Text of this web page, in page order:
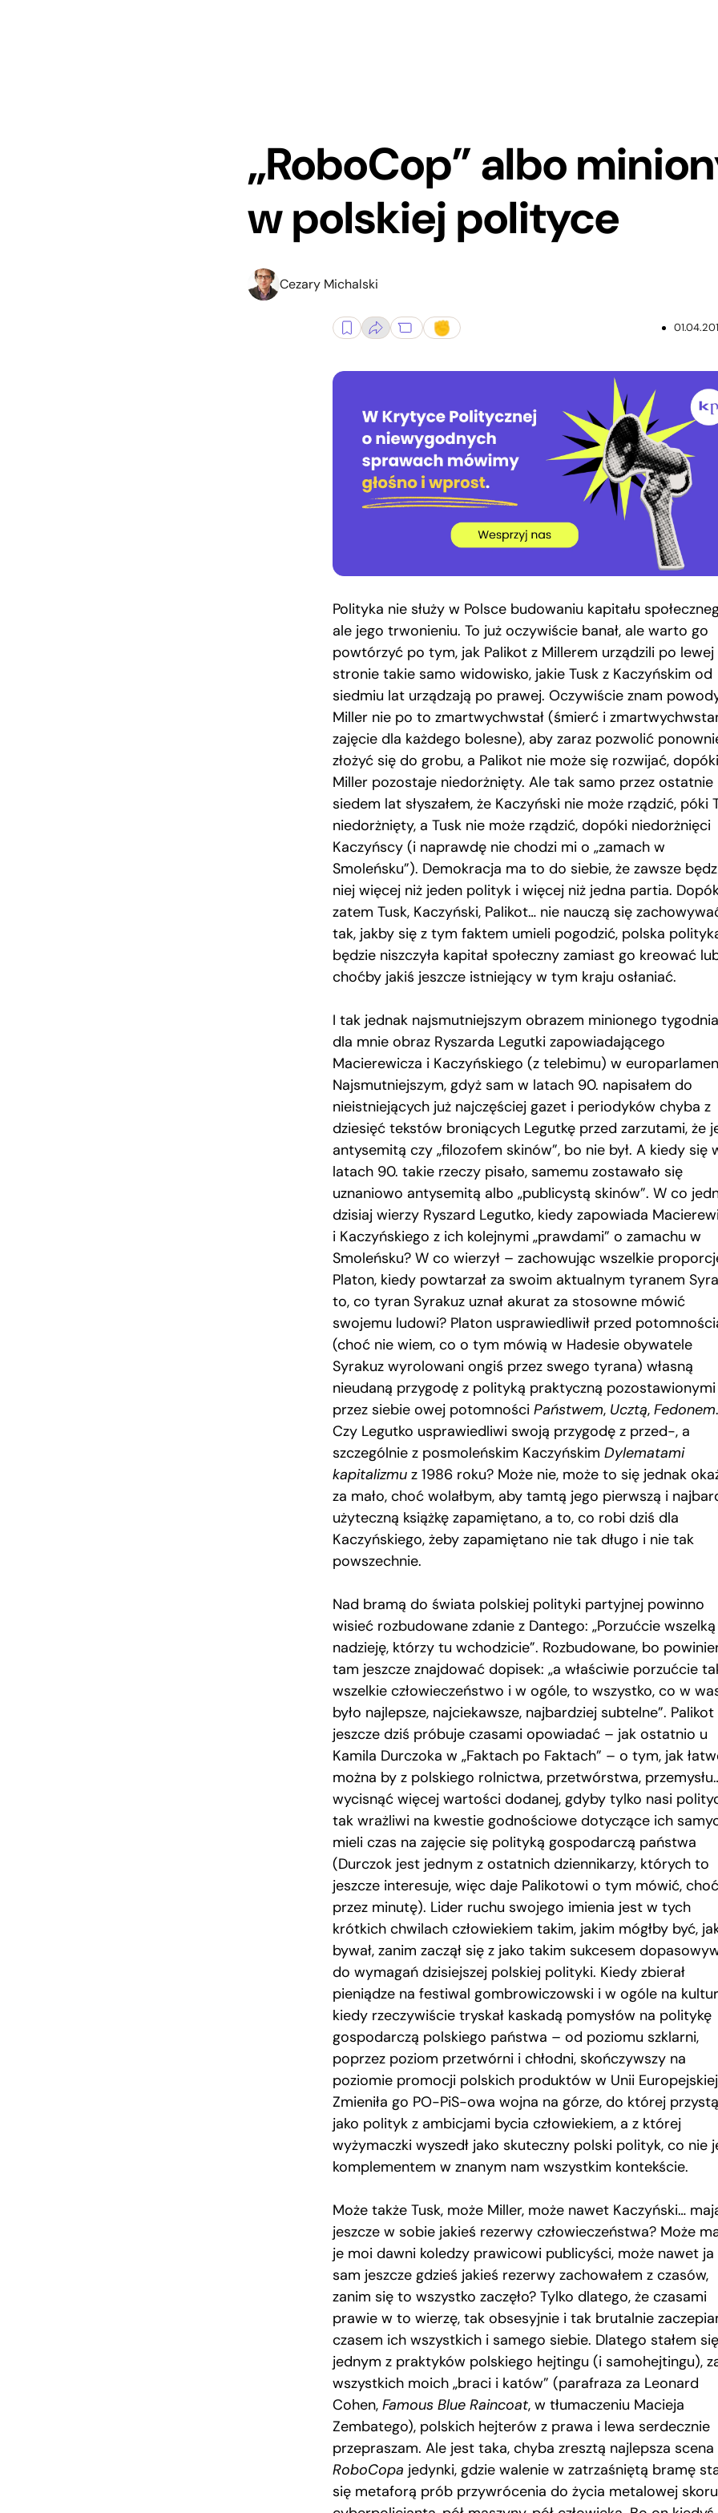
„RoboCop” albo
w polskiej polityce
Cezary Michalski
Polityka nie służy w Polsce budowaniu kapitału
ale jego trwonieniu. To już oczywiście banał, ale warto go
powtórzyć po tym, jak Palikot z Millerem urządzili po lewej
stronie takie samo widowisko, jakie Tusk z Kaczyńskim od
siedmiu lat urządzają po prawej. Oczywiście znam
Miller nie po to zmartwychwstał (śmierć i
zajęcie dla każdego bolesne), aby zaraz pozwolić
złożyć się do grobu, a Palikot nie może się rozwijać, dopóki
Miller pozostaje niedorżnięty. Ale tak samo przez ostatnie
siedem lat słyszałem, że Kaczyński nie może rządzić, póki
niedorżnięty, a Tusk nie może rządzić, dopóki niedorżnięci
Kaczyńscy (i naprawdę nie chodzi mi o „zamach w
Smoleńsku”). Demokracja ma to do siebie, że zawsze
niej więcej niż jeden polityk i więcej niż jedna partia.
zatem Tusk, Kaczyński, Palikot… nie nauczą się
tak, jakby się z tym faktem umieli pogodzić, polska
będzie niszczyła kapitał społeczny zamiast go kreować
choćby jakiś jeszcze istniejący w tym kraju osłaniać.
I tak jednak najsmutniejszym obrazem minionego
dla mnie obraz Ryszarda Legutki zapowiadającego
Macierewicza i Kaczyńskiego (z telebimu) w
Najsmutniejszym, gdyż sam w latach 90. napisałem do
nieistniejących już najczęściej gazet i periodyków chyba z
dziesięć tekstów broniących Legutkę przed zarzutami, że
antysemitą czy „filozofem skinów”, bo nie był. A kiedy się
latach 90. takie rzeczy pisało, samemu zostawało się
uznaniowo antysemitą albo „publicystą skinów”. W co
dzisiaj wierzy Ryszard Legutko, kiedy zapowiada
i Kaczyńskiego z ich kolejnymi „prawdami” o zamachu w
Smoleńsku? W co wierzył – zachowując wszelkie
Platon, kiedy powtarzał za swoim aktualnym tyranem
to, co tyran Syrakuz uznał akurat za stosowne mówić
swojemu ludowi? Platon usprawiedliwił przed
(choć nie wiem, co o tym mówią w Hadesie obywatele
Syrakuz wyrolowani ongiś przez swego tyrana) własną
nieudaną przygodę z polityką praktyczną pozostawionymi
przez siebie owej potomności Państwem, Ucztą, Fedonem
Czy Legutko usprawiedliwi swoją przygodę z przed-, a
szczególnie z posmoleńskim Kaczyńskim Dylematami
kapitalizmu z 1986 roku? Może nie, może to się jednak
za mało, choć wolałbym, aby tamtą jego pierwszą i
użyteczną książkę zapamiętano, a to, co robi dziś dla
Kaczyńskiego, żeby zapamiętano nie tak długo i nie tak
powszechnie.
Nad bramą do świata polskiej polityki partyjnej powinno
wisieć rozbudowane zdanie z Dantego: „Porzućcie wszelką
nadzieję, którzy tu wchodzicie”. Rozbudowane, bo
tam jeszcze znajdować dopisek: „a właściwie porzućcie
wszelkie człowieczeństwo i w ogóle, to wszystko, co w
było najlepsze, najciekawsze, najbardziej subtelne”. Palikot
jeszcze dziś próbuje czasami opowiadać – jak ostatnio u
Kamila Durczoka w „Faktach po Faktach” – o tym, jak
można by z polskiego rolnictwa, przetwórstwa,
wycisnąć więcej wartości dodanej, gdyby tylko nasi
tak wrażliwi na kwestie godnościowe dotyczące ich
mieli czas na zajęcie się polityką gospodarczą państwa
(Durczok jest jednym z ostatnich dziennikarzy, których to
jeszcze interesuje, więc daje Palikotowi o tym mówić,
przez minutę). Lider ruchu swojego imienia jest w tych
krótkich chwilach człowiekiem takim, jakim mógłby być,
bywał, zanim zaczął się z jako takim sukcesem
do wymagań dzisiejszej polskiej polityki. Kiedy zbierał
pieniądze na festiwal gombrowiczowski i w ogóle na
kiedy rzeczywiście tryskał kaskadą pomysłów na politykę
gospodarczą polskiego państwa – od poziomu szklarni,
poprzez poziom przetwórni i chłodni, skończywszy na
poziomie promocji polskich produktów w Unii
Zmieniła go PO-PiS-owa wojna na górze, do której
jako polityk z ambicjami bycia człowiekiem, a z której
wyżymaczki wyszedł jako skuteczny polski polityk, co nie
komplementem w znanym nam wszystkim kontekście.
Może także Tusk, może Miller, może nawet Kaczyński…
jeszcze w sobie jakieś rezerwy człowieczeństwa? Może
je moi dawni koledzy prawicowi publicyści, może nawet ja
sam jeszcze gdzieś jakieś rezerwy zachowałem z czasów,
zanim się to wszystko zaczęło? Tylko dlatego, że czasami
prawie w to wierzę, tak obsesyjnie i tak brutalnie
czasem ich wszystkich i samego siebie. Dlatego stałem się
jednym z praktyków polskiego hejtingu (i samohejtingu),
wszystkich moich „braci i katów” (parafraza za Leonard
Cohen, Famous Blue Raincoat, w tłumaczeniu Macieja
Zembatego), polskich hejterów z prawa i lewa serdecznie
przepraszam. Ale jest taka, chyba zresztą najlepsza scena
RoboCopa jedynki, gdzie walenie w zatrzaśniętą bramę
się metaforą prób przywrócenia do życia metalowej